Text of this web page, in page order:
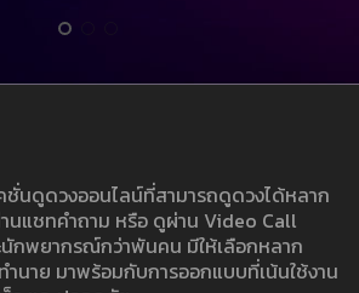
นดูดวงออนไลน์ที่สามารถดูดวงได้หลาก
นแชทคำถาม หรือ ดูผ่าน Video Call
กพยากรณ์กว่าพันคน มีให้เลือกหลาก
นาย มาพร้อมกับการออกแบบที่เน้นใช้งาน